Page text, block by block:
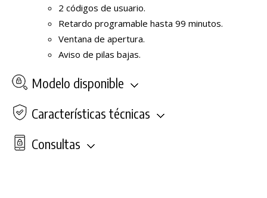
2 códigos de usuario.
Retardo programable hasta 99 minutos.
Ventana de apertura.
Aviso de pilas bajas.
Modelo disponible
Características técnicas
Consultas